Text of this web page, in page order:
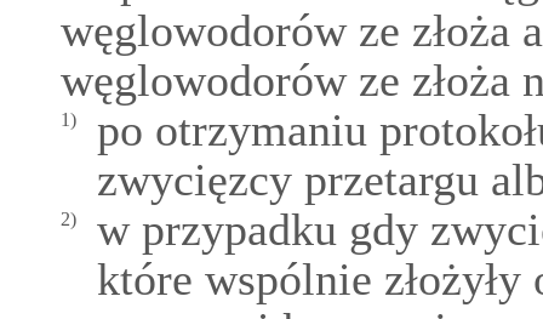
węglowodorów ze złoża
węglowodorów ze złoża
1)
po otrzymaniu
zwycięzcy przetargu
2)
w przypadku gdy
które wspólnie